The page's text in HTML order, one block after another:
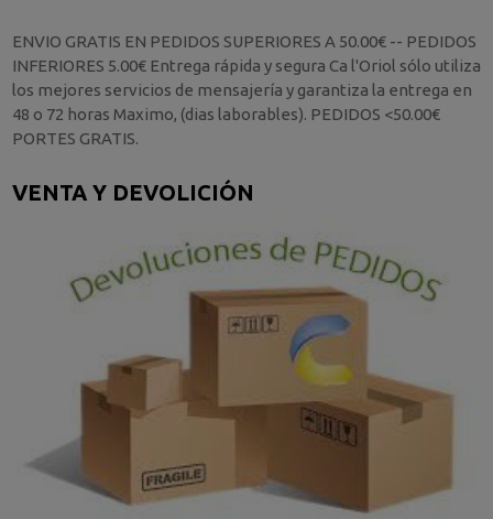
ENVIO GRATIS EN PEDIDOS SUPERIORES A 50.00€ -- PEDIDOS
INFERIORES 5.00€ Entrega rápida y segura Ca l'Oriol sólo utiliza
los mejores servicios de mensajería y garantiza la entrega en
48 o 72 horas Maximo, (dias laborables). PEDIDOS <50.00€
PORTES GRATIS.
VENTA Y DEVOLICIÓN